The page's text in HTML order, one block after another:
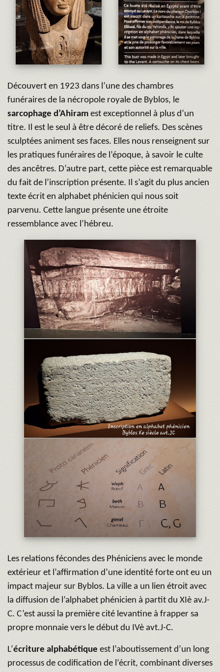
Découvert en 1923 dans l’une des chambres
funéraires de la nécropole royale de Byblos, le
sarcophage d’Ahiram est exceptionnel à plus d’un
titre. Il est le seul à être décoré de reliefs. Des scènes
sculptées animent ses faces. Elles nous renseignent sur
les pratiques funéraires de l’époque, à savoir le culte
des ancêtres. D’autre part, cette pièce est remarquable
du fait de l’inscription présente. Il s’agit du plus ancien
texte écrit en alphabet phénicien qui nous soit
parvenu. Cette langue présente une étroite
ressemblance avec l’hébreu.
Les relations fécondes des Phéniciens avec le monde
extérieur et l’affirmation d’une identité forte ont eu un
impact majeur sur Byblos. La ville a un lien étroit avec
la diffusion de l’alphabet phénicien à partit du XIè av.J-
C. C’est aussi la première cité levantine à frapper sa
propre monnaie vers le début du IVè avt.J-C.
L’écriture alphabétique est l’aboutissement d’un long
processus de codification de l’écrit, combinant diverses